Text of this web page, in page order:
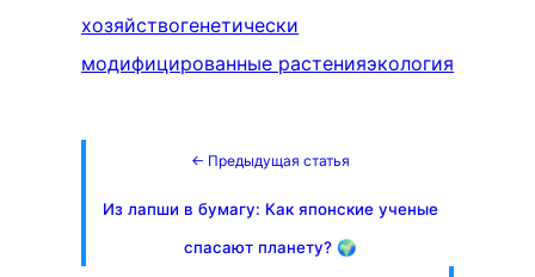
хозяйствогенетически
модифицированные растенияэкология
← Предыдущая статья
Из лапши в бумагу: Как японские ученые
спасают планету? 🌍